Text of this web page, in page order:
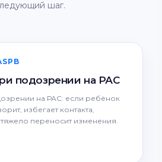
шаг.
подозрении на РАС
на РАС: если ребёнок
избегает контакта,
переносит изменения.